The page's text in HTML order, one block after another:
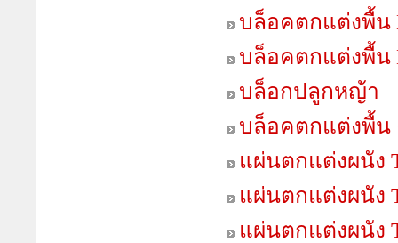
บล็อคตกแต่งพื้น
บล็อคตกแต่งพื้น
บล็อกปลูกหญ้า
บล็อคตกแต่งพื้น
แผ่นตกแต่งผนัง
แผ่นตกแต่งผนัง
แผ่นตกแต่งผนัง